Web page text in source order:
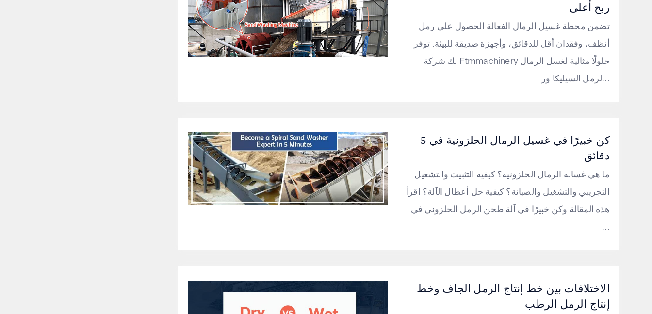
ربح أعلى
تضمن محطة غسيل الرمال الفعالة الحصول على رمل
أنظف، وفقدان أقل للدقائق، وأجهزة صديقة للبيئة. توفر
لك شركة Ftmmachinery حلولًا مثالية لغسل الرمال
لرمل السيليكا ور...
كن خبيرًا في غسيل الرمال الحلزونية في 5
دقائق
ما هي غسالة الرمال الحلزونية؟ كيفية التثبيت والتشغيل
التجريبي والتشغيل والصيانة؟ كيفية حل أعطال الآلة؟ اقرأ
هذه المقالة وكن خبيرًا في آلة طحن الرمل الحلزوني في
...
الاختلافات بين خط إنتاج الرمل الجاف وخط
إنتاج الرمل الرطب